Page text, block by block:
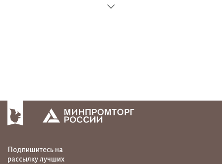
Подпишитесь на
рассылку лучших